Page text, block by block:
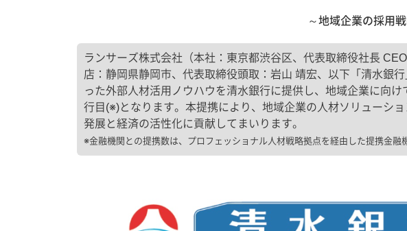
～地域企業の採用
ランサーズ株式会社（本社：東京都渋谷区、代表取締役社長
店：静岡県静岡市、代表取締役頭取：岩山 靖宏、以下「清水銀
った外部人材活用ノウハウを清水銀行に提供し、地域企業に向
行目(※)となります。本提携により、地域企業の人材ソリューシ
発展と経済の活性化に貢献してまいります。
※金融機関との提携数は、プロフェッショナル人材戦略拠点を経由した提携金融